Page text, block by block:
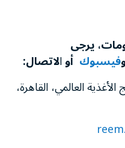
يرجى
فيسبوك أوالاتصال:
العالمي، القاهرة،